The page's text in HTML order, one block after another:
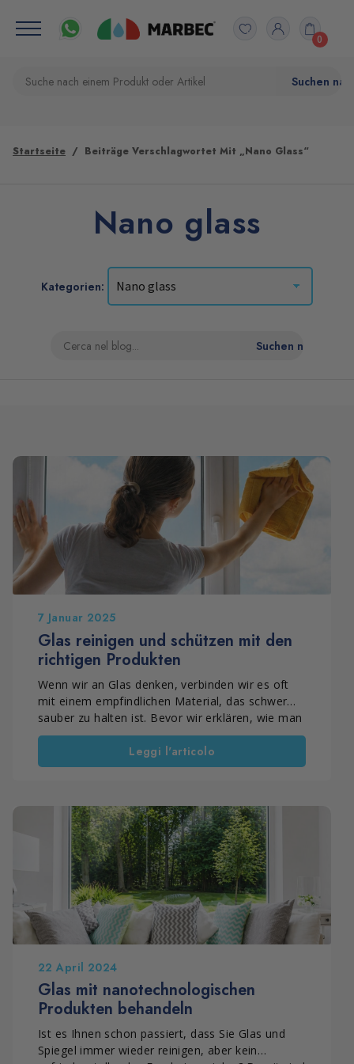
0
Startseite Beiträge Verschlagwortet Mit „Nano Glass“
Nano glass
Kategorien:
7 Januar 2025
Glas reinigen und schützen mit den
richtigen Produkten
Wenn wir an Glas denken, verbinden wir es oft
mit einem empfindlichen Material, das schwer
sauber zu halten ist. Bevor wir erklären, wie man
Glas reinigt und schützt, ist es wichtig zu
verstehen, warum dieses Material ständige
Pflege erfordert und welche Produkte wirklich
Leggi l'articolo
22 April 2024
Glas mit nanotechnologischen
Produkten behandeln
Ist es Ihnen schon passiert, dass Sie Glas und
Spiegel immer wieder reinigen, aber kein